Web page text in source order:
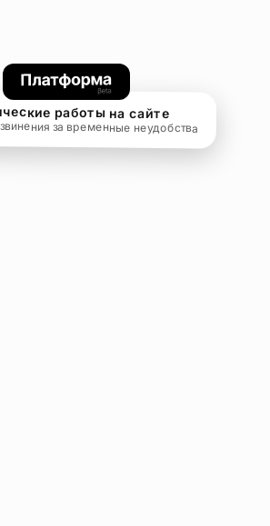
работы на сайте
за временные неудобства